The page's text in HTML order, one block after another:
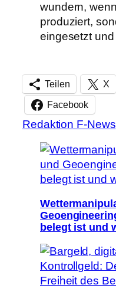
wundern,
produziert,
eingesetzt
Teilen X
Facebook
Redaktion F-News
belegt ist und